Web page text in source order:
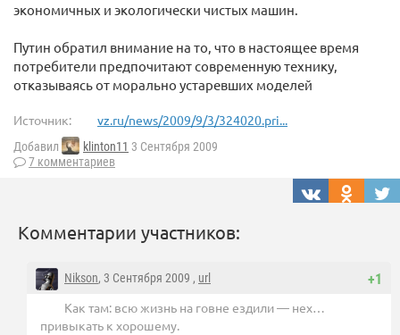
экономичных и экологически чистых машин.
Путин обратил внимание на то, что в настоящее время
потребители предпочитают современную технику,
отказываясь от морально устаревших моделей
Источник: vz.ru/news/2009/9/3/324020.pri...
Добавил klinton11 3 Сентября 2009
7 комментариев
Комментарии участников:
+1
Nikson, 3 Сентября 2009 , url
Как там: всю жизнь на говне ездили — нех…
привыкать к хорошему.